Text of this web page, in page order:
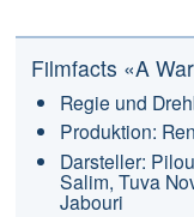
Filmfacts «A
Regie und
Produktion:
Darsteller:
Salim, Tuva
Jabouri